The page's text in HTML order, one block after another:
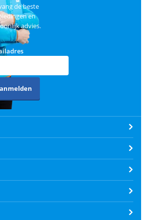
de beste
en
advies.